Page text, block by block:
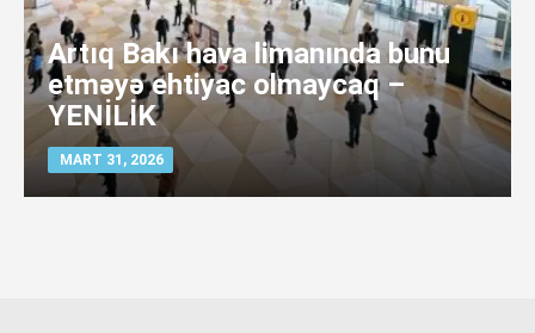
Artıq Bakı hava limanında bunu
etməyə ehtiyac olmaycaq –
YENİLİK
MART 31, 2026